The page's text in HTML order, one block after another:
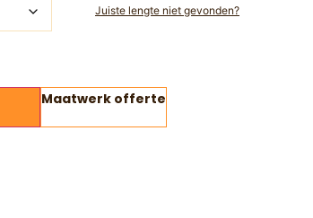
Juiste lengte niet gevonden?
Maatwerk offerte